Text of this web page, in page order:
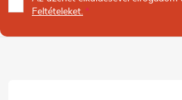
b
Feltételeket.